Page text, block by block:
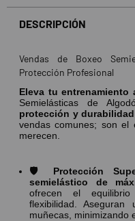
DESCRIPCIÓN
Vendas de Boxeo
Protección Profesional
Eleva tu entrenamiento
Semielásticas de
protección y durabilidad
vendas comunes; son el
merecen.
🛡️ Protección
semielástico de
ofrecen el
flexibilidad.
muñecas, minimizando